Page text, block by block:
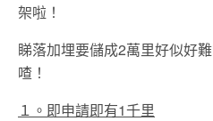
架啦！
睇落加埋要儲成2萬里好似好
喳！
１。即申請即有1千里